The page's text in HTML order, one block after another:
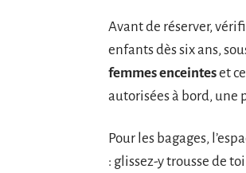
Avant de réserver,
enfants dès six ans,
femmes enceinteset
autorisées à bord, une
Pour les bagages,
: glissez-y trousse de